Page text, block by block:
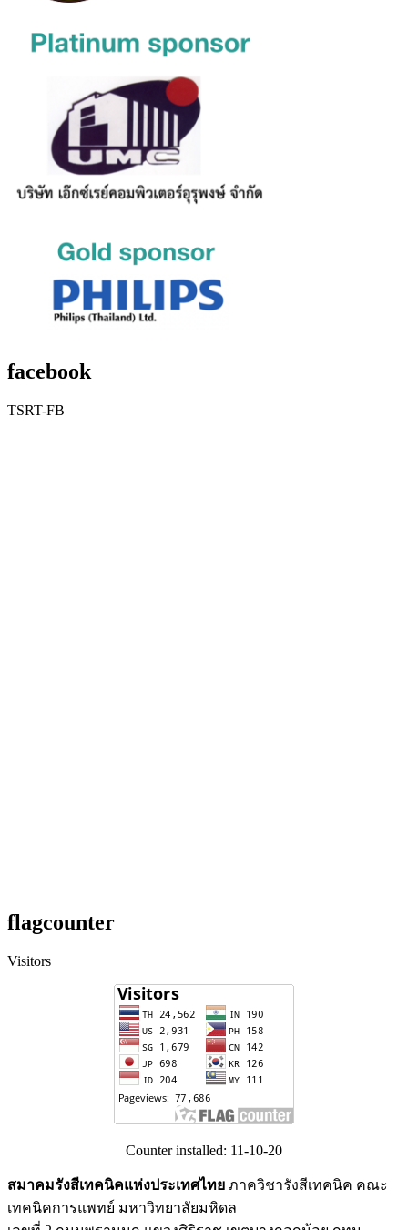
facebook
TSRT-FB
flagcounter
Visitors
Counter installed: 11-10-20
สมาคมรังสีเทคนิคแห่งประเทศไทย ภาควิชารังสีเทคนิค คณะ
เทคนิคการแพทย์ มหาวิทยาลัยมหิดล